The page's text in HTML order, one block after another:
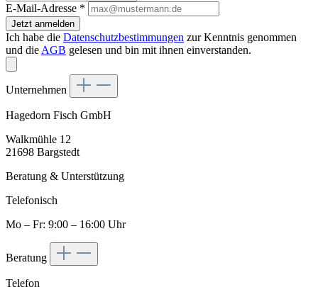
E-Mail-Adresse *
Jetzt anmelden
Ich habe die Datenschutzbestimmungen zur Kenntnis genommen
und die AGB gelesen und bin mit ihnen einverstanden.
Unternehmen
Hagedorn Fisch GmbH
Walkmühle 12
21698 Bargstedt
Beratung & Unterstützung
Telefonisch
Mo – Fr: 9:00 – 16:00 Uhr
Beratung
Telefon